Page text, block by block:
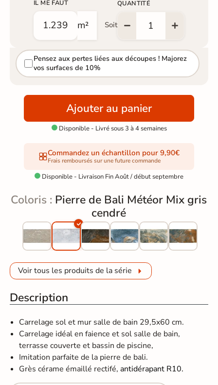
IL ME FAUT
m² Soit
QUANTITÉ
Pensez aux pertes liées aux découpes ! Majorez
vos surfaces de 10%
Ajouter au panier
Disponible - Livré sous 3 à 4 semaines
Commandez un échantillon pour 9,90€
Frais remboursés sur une future commande
 Disponible - Livraison Fin Août / début septembre
Coloris : Pierre de Bali Météor Mix gris
cendré
Voir tous les produits de la série
Description
Carrelage sol et mur salle de bain 29,5x60 cm.
Carrelage idéal en faience et sol salle de bain,
terrasse couverte et bassin de piscine,
Imitation parfaite de la pierre de bali.
Grès cérame émaillé rectifé,antidérapant R10.